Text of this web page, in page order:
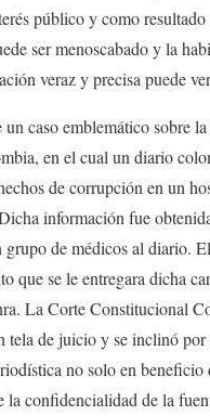
público y como
ser menoscabado y la
veraz y precisa puede
un caso emblemático sobre
en el cual un diario
de corrupción en un
información fue
de médicos al diario.
que se le entregara dicha
La Corte Constitucional
tela de juicio y se inclinó por
no solo en beneficio
la confidencialidad de la